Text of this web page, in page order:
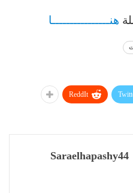
هنــــــــــــــــا
ReddIt
Saraelhapashy44